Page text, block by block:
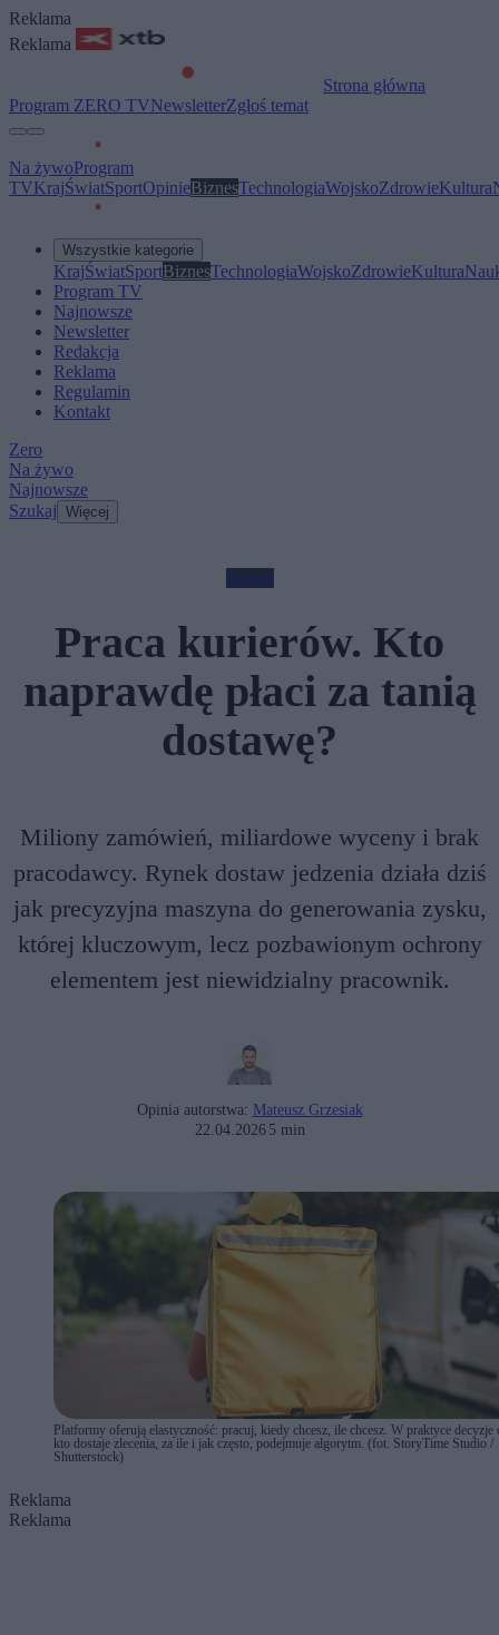
Reklama
Reklama
Strona główna
Program ZERO TVNewsletterZgłoś temat
Na żywoProgram
TVKrajŚwiatSportOpinieBiznesTechnologiaWojskoZdrowieKultura
Wszystkie kategorie
KrajŚwiatSportBiznesTechnologiaWojskoZdrowieKultura
Program TV
Najnowsze
Newsletter
Redakcja
Reklama
Regulamin
Kontakt
Zero
Na żywo
Najnowsze
Szukaj Więcej
Biznes
Praca kurierów. Kto
naprawdę płaci za tanią
dostawę?
Miliony zamówień, miliardowe wyceny i brak
pracodawcy. Rynek dostaw jedzenia działa dziś
jak precyzyjna maszyna do generowania zysku,
której kluczowym, lecz pozbawionym ochrony
elementem jest niewidzialny pracownik.
Opinia autorstwa: Mateusz Grzesiak
22.04.2026 5 min
Platformy oferują elastyczność: pracuj, kiedy chcesz, ile chcesz. W praktyce decyzje
kto dostaje zlecenia, za ile i jak często, podejmuje algorytm. (fot. StoryTime Studio /
Shutterstock)
Reklama
Reklama